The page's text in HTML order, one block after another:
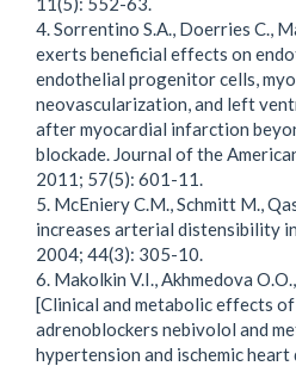
4. Sorrentino S.A., Doerries C.,
exerts beneficial effects on
endothelial progenitor cells,
neovascularization, and left
after myocardial infarction
blockade. Journal of the
2011; 57(5): 601-11.
5. McEniery C.M., Schmitt M.,
increases arterial distensibility
2004; 44(3): 305-10.
6. Makolkin V.I., Akhmedova
[Clinical and metabolic effects
adrenoblockers nebivolol and
hypertension and ischemic